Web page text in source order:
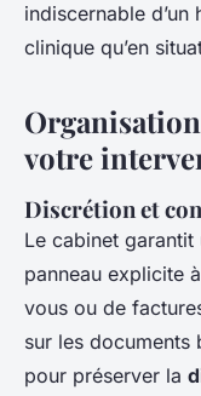
indiscernable d’un
clinique qu’en
votre
Discrétion et
Le cabinet
panneau explicite
vous ou de
sur les documents
pour préserver la